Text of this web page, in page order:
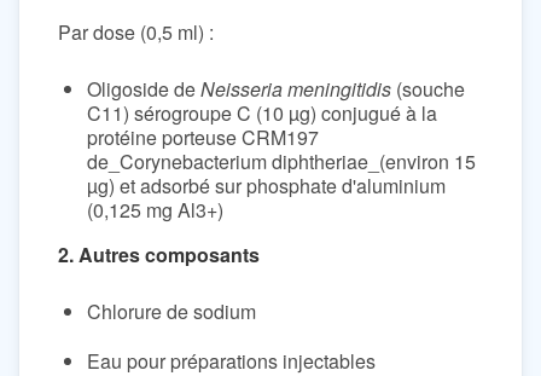
Par dose (0,5 ml) :
Oligoside deNeisseria meningitidis (souche
C11) sérogroupe C (10 µg) conjugué à la
protéine porteuse CRM197
de_Corynebacterium diphtheriae_(environ 15
µg) et adsorbé sur phosphate d'aluminium
(0,125 mg Al3+)
2. Autres composants
Chlorure de sodium
Eau pour préparations injectables